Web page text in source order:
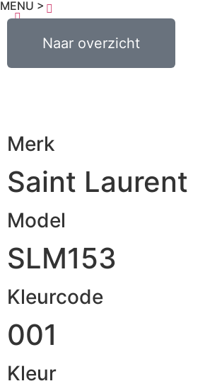
MENU >
Naar overzicht
0,00 0
Merk
Saint Laurent
Model
SLM153
Kleurcode
001
Kleur